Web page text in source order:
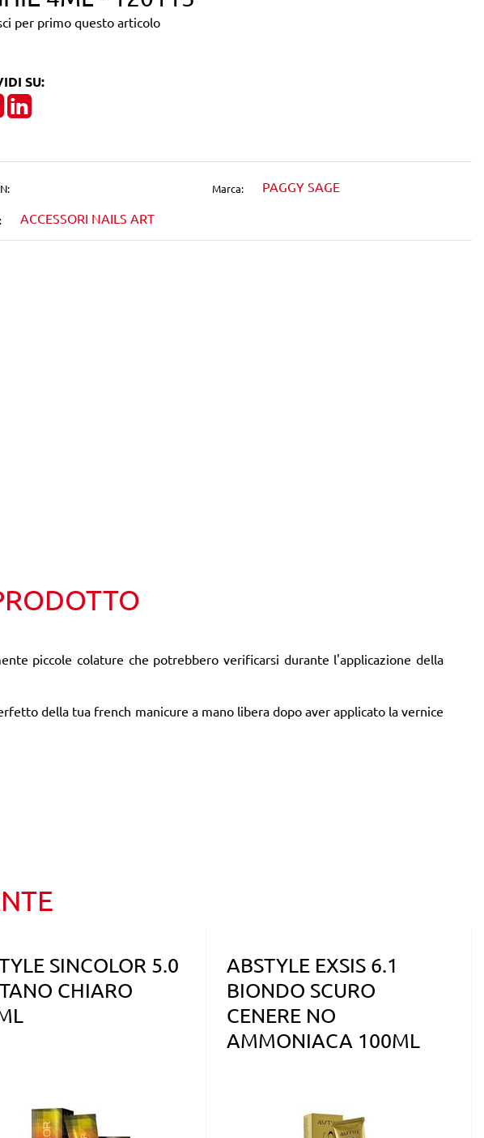
per primo questo articolo
SU:
on Facebook
TweetShare on LinkedIn
ACCESSORI NAILS ART
Marca: PAGGY SAGE
piccole colature che potrebbero verificarsi durante l'applicazione della
della tua french manicure a mano libera dopo aver applicato la vernice
SINCOLOR 5.0
CHIARO
ABSTYLE EXSIS 6.1
BIONDO SCURO
CENERE NO
AMMONIACA 100ML